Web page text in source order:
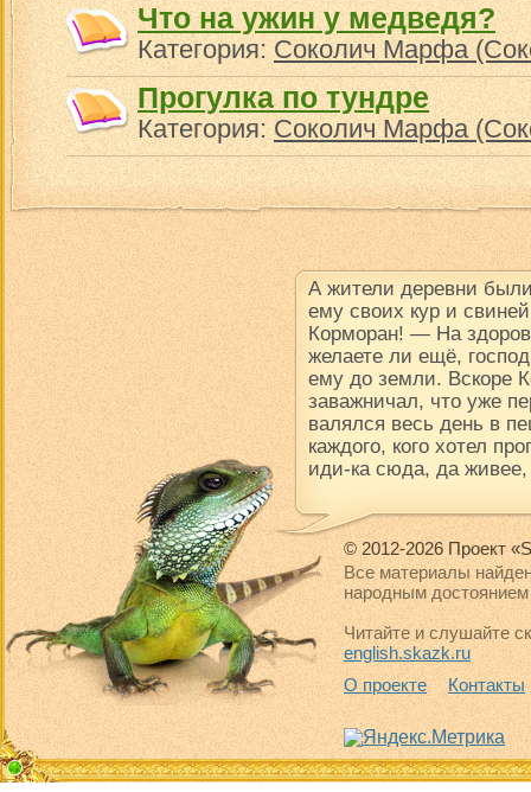
Что на ужин у медведя?
Категория:Соколич Марфа
Прогулка по тундре
Категория:Соколич Марфа
А жители деревни
ему своих кур и
Корморан! — На
желаете ли ещё,
ему до земли. Вскоре
заважничал, что уже
валялся весь день в
каждого, кого хотел
иди-ка сюда, да
© 2012-2026 Проект
Все материалы
народным достоянием
Читайте и слушайте
english.skazk.ru
О проекте
Контакты